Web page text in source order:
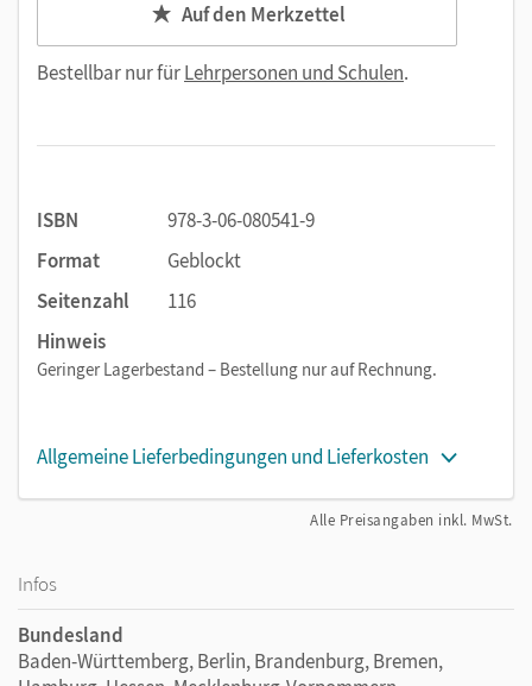
Auf den Merkzettel
Bestellbar nur fürLehrpersonen und Schulen.
ISBN
978-3-06-080541-9
Format
Geblockt
Seitenzahl
116
Hinweis
Geringer Lagerbestand – Bestellung nur auf Rechnung.
Allgemeine Lieferbedingungen und Lieferkosten
Alle Preisangaben inkl. MwSt.
Infos
Bundesland
Baden-Württemberg, Berlin, Brandenburg, Bremen,